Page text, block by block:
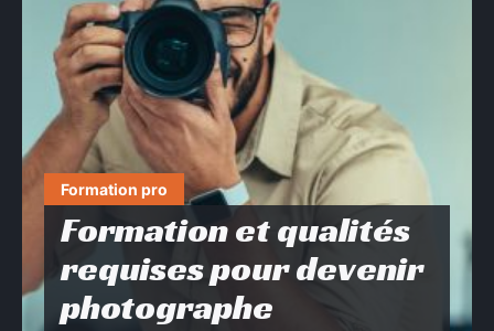
Formation pro
Formation et qualités
requises pour devenir
photographe